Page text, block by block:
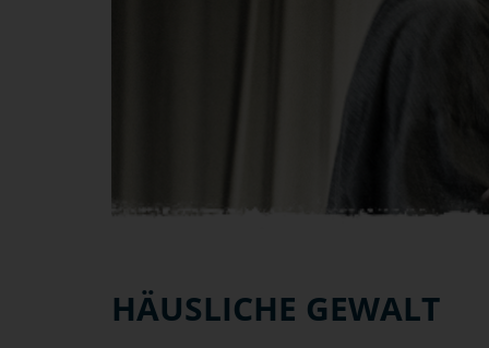
HÄUSLICHE GEWALT